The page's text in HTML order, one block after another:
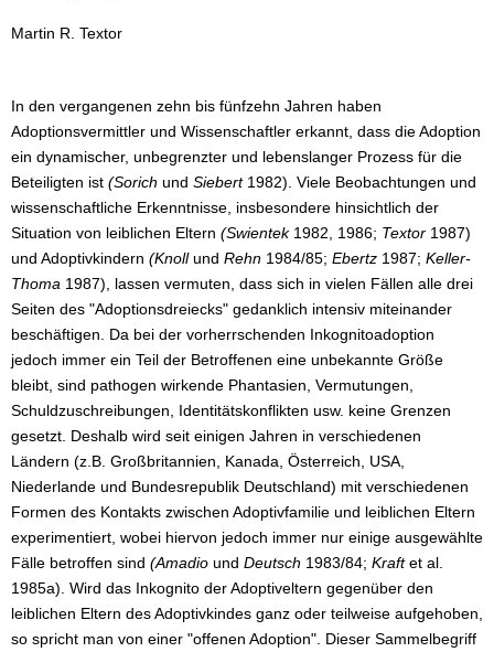
Martin R. Textor
In den vergangenen zehn bis fünfzehn Jahren haben
Adoptionsvermittler und Wissenschaftler erkannt, dass die Adoption
ein dynamischer, unbegrenzter und lebenslanger Prozess für die
Beteiligten ist (Sorich und Siebert 1982). Viele Beobachtungen und
wissenschaftliche Erkenntnisse, insbesondere hinsichtlich der
Situation von leiblichen Eltern (Swientek 1982, 1986; Textor 1987)
und Adoptivkindern (Knollund Rehn 1984/85; Ebertz 1987; Keller-
Thoma 1987), lassen vermuten, dass sich in vielen Fällen alle drei
Seiten des "Adoptionsdreiecks" gedanklich intensiv miteinander
beschäftigen. Da bei der vorherrschenden Inkognitoadoption
jedoch immer ein Teil der Betroffenen eine unbekannte Größe
bleibt, sind pathogen wirkende Phantasien, Vermutungen,
Schuldzuschreibungen, Identitätskonflikten usw. keine Grenzen
gesetzt. Deshalb wird seit einigen Jahren in verschiedenen
Ländern (z.B. Großbritannien, Kanada, Österreich, USA,
Niederlande und Bundesrepublik Deutschland) mit verschiedenen
Formen des Kontakts zwischen Adoptivfamilie und leiblichen Eltern
experimentiert, wobei hiervon jedoch immer nur einige ausgewählte
Fälle betroffen sind (Amadio und Deutsch 1983/84; Kraftet al.
1985a). Wird das Inkognito der Adoptiveltern gegenüber den
leiblichen Eltern des Adoptivkindes ganz oder teilweise aufgehoben,
so spricht man von einer "offenen Adoption". Dieser Sammelbegriff